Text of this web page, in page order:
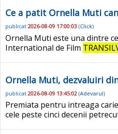
Ce a patit Ornella Muti
publicat 2026-08-09 17:00:03 (Click)
Ornella Muti este una dintre
International de Film
Ornella Muti, dezvaluiri
publicat 2026-08-09 13:45:02 (Adevarul)
Premiata pentru intreaga
cele peste cinci decenii